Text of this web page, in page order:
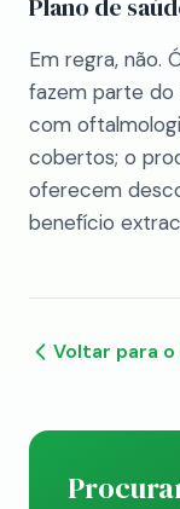
Plano de
Em regra, não.
fazem parte do
com
cobertos; o
oferecem
benefício
Voltar para